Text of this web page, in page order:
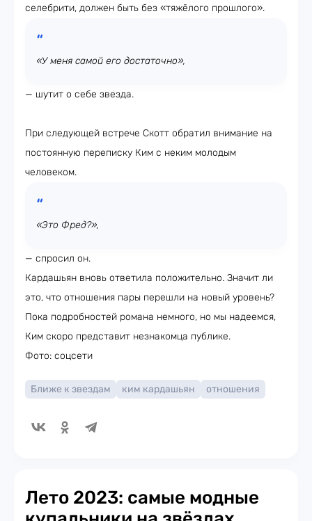
селебрити, должен быть без «тяжёлого прошлого».
«У меня самой его достаточно»,
— шутит о себе звезда.
При следующей встрече Скотт обратил внимание на
постоянную переписку Ким с неким молодым
человеком.
«Это Фред?»,
— спросил он.
Кардашьян вновь ответила положительно. Значит ли
это, что отношения пары перешли на новый уровень?
Пока подробностей романа немного, но мы надеемся,
Ким скоро представит незнакомца публике.
Фото: соцсети
Ближе к звездам ким кардашьян отношения
Лето 2023: самые модные